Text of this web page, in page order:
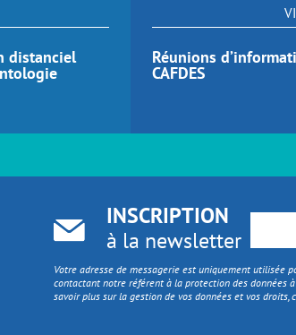
distanciel Réunions
CAFDES
INSCRIPTION
à la newsletter
Votre adresse de messagerie est uniquement utilisée
contactant notre référent à la protection des données à
savoir plus sur la gestion de vos données et vos